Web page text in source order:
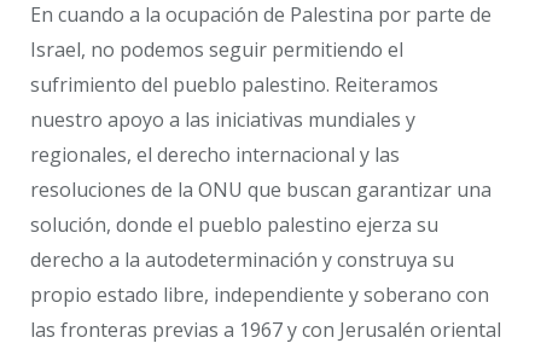
En cuando a la ocupación de Palestina por parte de
Israel, no podemos seguir permitiendo el
sufrimiento del pueblo palestino. Reiteramos
nuestro apoyo a las iniciativas mundiales y
regionales, el derecho internacional y las
resoluciones de la ONU que buscan garantizar una
solución, donde el pueblo palestino ejerza su
derecho a la autodeterminación y construya su
propio estado libre, independiente y soberano con
las fronteras previas a 1967 y con Jerusalén oriental